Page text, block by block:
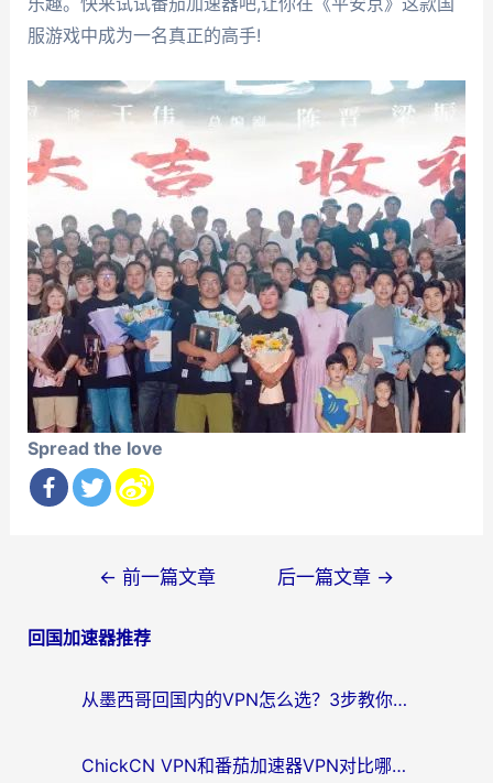
服游戏中成为一名真正的高手!
Spread the love
导
← 前一篇文章 后一篇文章 →
回国加速器推荐
从墨西哥回国内的VPN怎么选？3步教你无缝刷剧、玩国服游戏
ChickCN VPN和番茄加速器VPN对比哪个回国效果更好？海外党亲测后的真实答案